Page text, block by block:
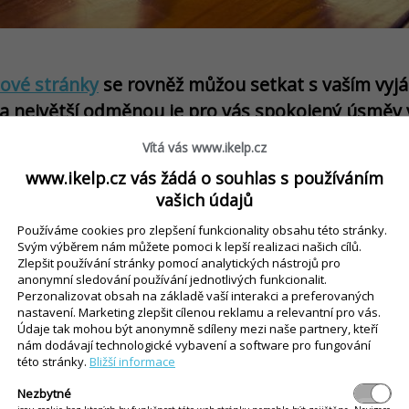
stránkyse rovněž můžou setkat s vaším
největší odměnou je pro vás spokojený úsměv
klíčem kudržení spokojeného
na zlepšování, přinášení nových nabídek a
musíme jít s dobou a být stále IN, k čemuž
jednu z nejspecifičtějších zákaznických
nadětské zákazníky?
Vítá vás www.ikelp.cz
www.ikelp.cz vás žádá o souhlas s používáním
vašich údajů
Používáme cookies pro zlepšení funkcionality obsahu této stránky.
Svým výběrem nám můžete pomoci k lepší realizaci našich cílů.
Zlepšit používání stránky pomocí analytických nástrojů pro
anonymní sledování používání jednotlivých funkcionalit.
Perzonalizovat obsah na základě vaší interakci a preferovaných
nastavení. Marketing zlepšit cílenou reklamu a relevantní pro vás.
Údaje tak mohou být anonymně sdíleny mezi naše partnery, kteří
nám dodávají technologické vybavení a software pro fungování
této stránky. Bližší informace
Nezbytné